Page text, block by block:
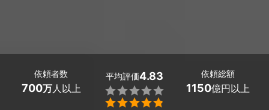
依頼者数
700万人以上
平均評価4.83


依頼総額
1150億円以上